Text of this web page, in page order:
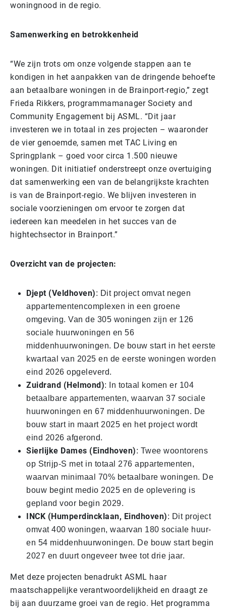
woningnood in de regio.
Samenwerking en betrokkenheid
“We zijn trots om onze volgende stappen aan te
kondigen in het aanpakken van de dringende behoefte
aan betaalbare woningen in de Brainport-regio,” zegt
Frieda Rikkers, programmamanager Society and
Community Engagement bij ASML. “Dit jaar
investeren we in totaal in zes projecten – waaronder
de vier genoemde, samen met TAC Living en
Springplank – goed voor circa 1.500 nieuwe
woningen. Dit initiatief onderstreept onze overtuiging
dat samenwerking een van de belangrijkste krachten
is van de Brainport-regio. We blijven investeren in
sociale voorzieningen om ervoor te zorgen dat
iedereen kan meedelen in het succes van de
hightechsector in Brainport.”
Overzicht van de projecten:
Djept (Veldhoven): Dit project omvat negen
appartementencomplexen in een groene
omgeving. Van de 305 woningen zijn er 126
sociale huurwoningen en 56
middenhuurwoningen. De bouw start in het eerste
kwartaal van 2025 en de eerste woningen worden
eind 2026 opgeleverd.
Zuidrand (Helmond): In totaal komen er 104
betaalbare appartementen, waarvan 37 sociale
huurwoningen en 67 middenhuurwoningen. De
bouw start in maart 2025 en het project wordt
eind 2026 afgerond.
Sierlijke Dames (Eindhoven): Twee woontorens
op Strijp-S met in totaal 276 appartementen,
waarvan minimaal 70% betaalbare woningen. De
bouw begint medio 2025 en de oplevering is
gepland voor begin 2029.
INCK (Humperdincklaan, Eindhoven): Dit project
omvat 400 woningen, waarvan 180 sociale huur-
en 54 middenhuurwoningen. De bouw start begin
2027 en duurt ongeveer twee tot drie jaar.
Met deze projecten benadrukt ASML haar
maatschappelijke verantwoordelijkheid en draagt ze
bij aan duurzame groei van de regio. Het programma